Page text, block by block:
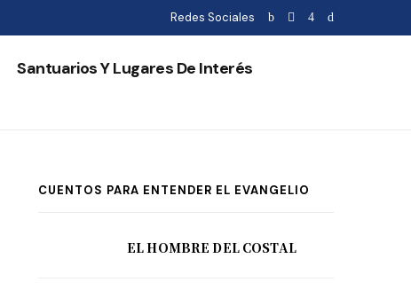
Redes Sociales
Santuarios Y Lugares De Interés
CUENTOS PARA ENTENDER EL EVANGELIO
EL HOMBRE DEL COSTAL